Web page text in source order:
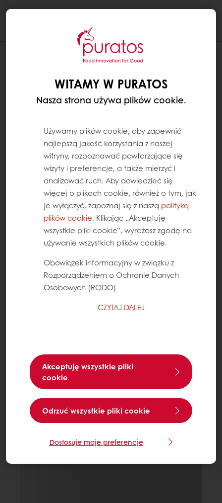
WITAMY W PURATOS
Nasza strona używa plików cookie.
Używamy plików cookie, aby zapewnić
najlepszą jakość korzystania z naszej
witryny, rozpoznawać powtarzające się
wizyty i preferencje, a także mierzyć i
analizować ruch. Aby dowiedzieć się
więcej o plikach cookie, również o tym, jak
je wyłączyć, zapoznaj się z naszą polityką
plików cookie. Klikając „Akceptuję
wszystkie pliki cookie”, wyrażasz zgodę na
używanie wszystkich plików cookie.
Obowiązek informacyjny w związku z
Rozporządzeniem o Ochronie Danych
Osobowych (RODO)
CZYTAJ DALEJ
Akceptuję wszystkie pliki
cookie
Odrzuć wszystkie pliki cookie
Dostosuje moje preferencje